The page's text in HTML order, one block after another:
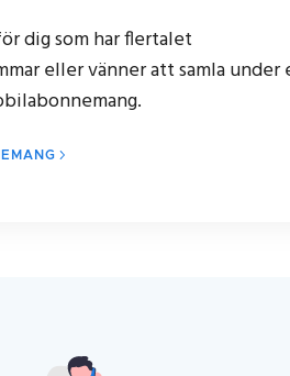
dig som har flertalet
eller vänner att samla under